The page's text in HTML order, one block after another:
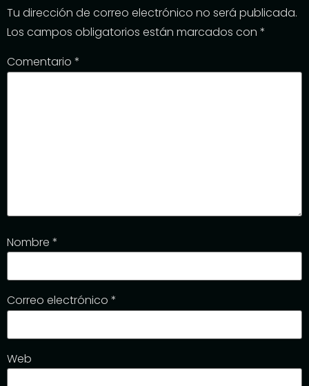
Tu dirección de correo electrónico no será publicada.
Los campos obligatorios están marcados con *
Comentario *
Nombre *
Correo electrónico *
Web